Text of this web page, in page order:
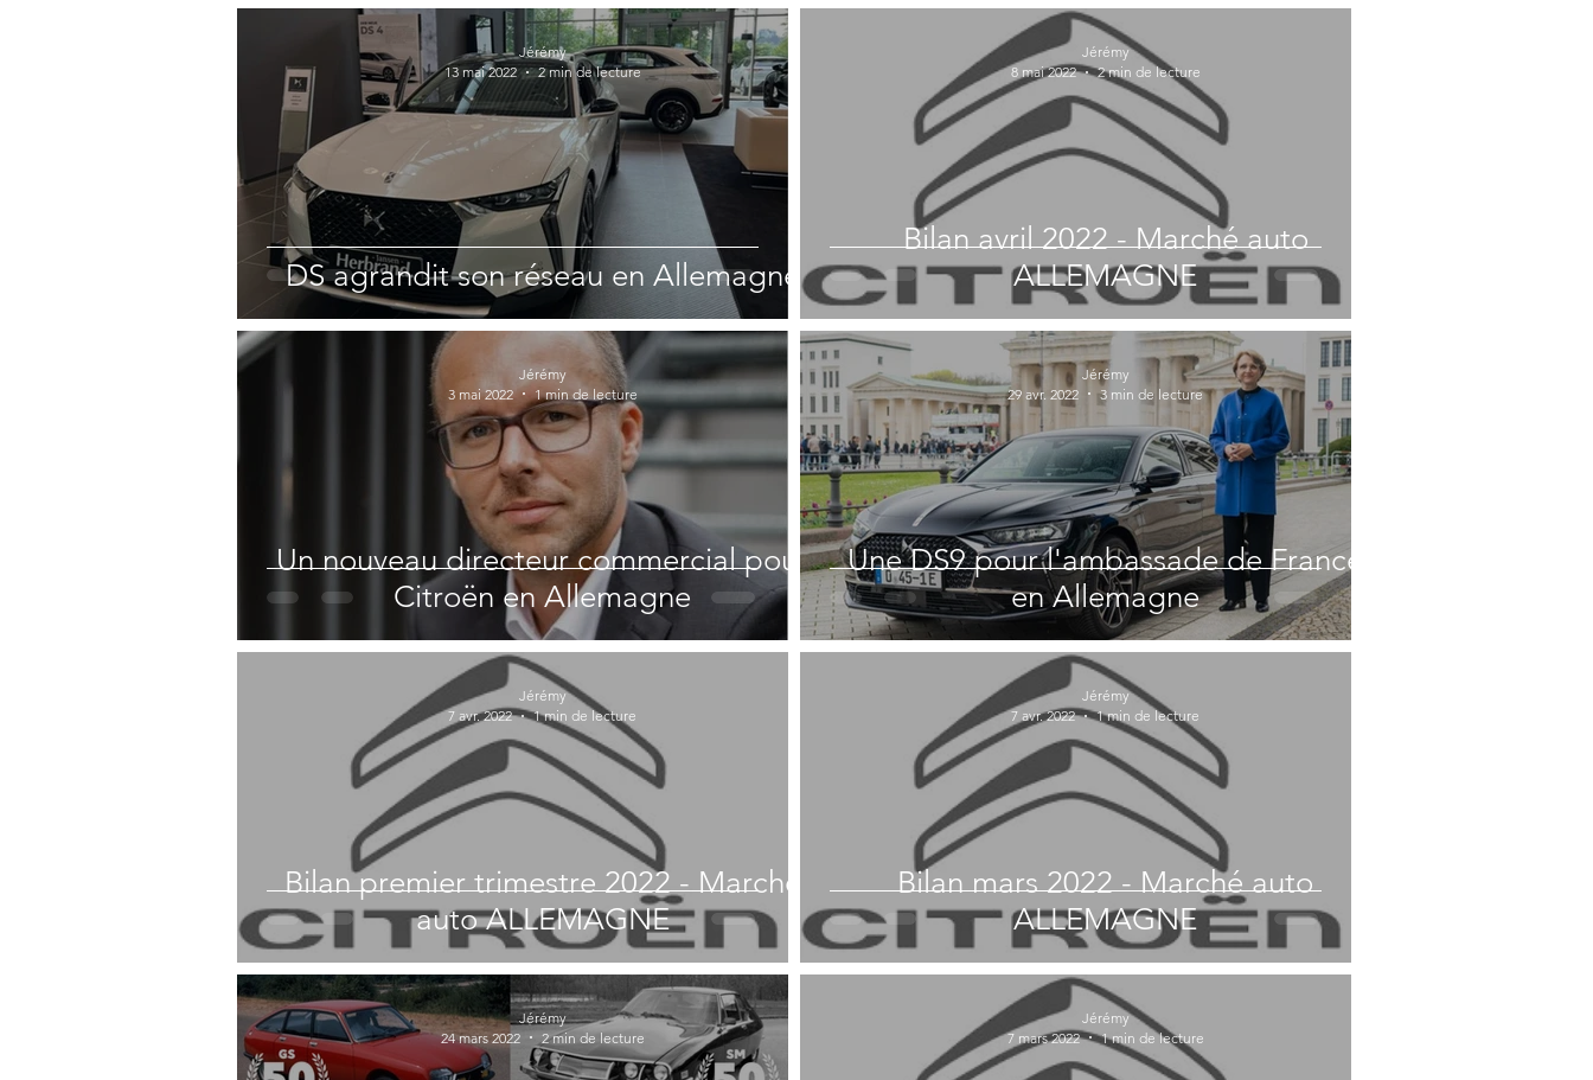
DS agrandit son réseau en Allemagne
Jérémy
13 mai 2022
2 min de lecture
Bilan avril 2022 - Marché auto
ALLEMAGNE
Jérémy
8 mai 2022
2 min de lecture
Un nouveau directeur commercial pour
Citroën en Allemagne
Jérémy
3 mai 2022
1 min de lecture
Une DS9 pour l'ambassade de France
en Allemagne
Jérémy
29 avr. 2022
3 min de lecture
Bilan premier trimestre 2022 - Marché
auto ALLEMAGNE
Jérémy
7 avr. 2022
1 min de lecture
Bilan mars 2022 - Marché auto
ALLEMAGNE
Jérémy
7 avr. 2022
1 min de lecture
Jérémy
24 mars 2022
2 min de lecture
Jérémy
7 mars 2022
1 min de lecture